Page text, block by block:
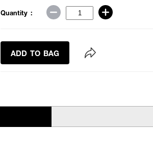
Quantity :
ADD TO BAG